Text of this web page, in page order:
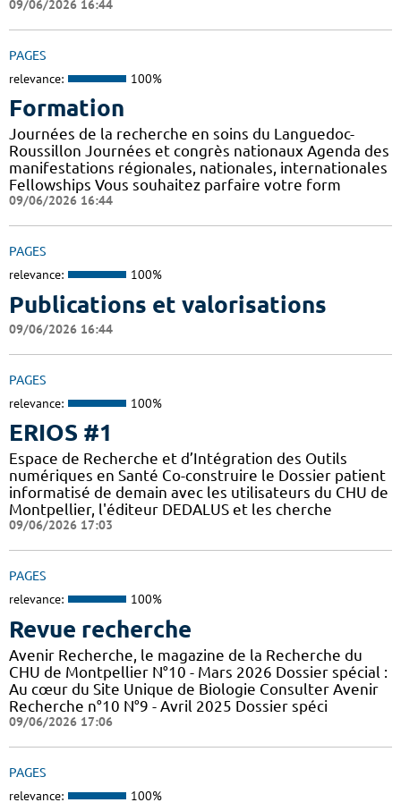
09/06/2026 16:44
PAGES
relevance: 100%
Formation
Journées de la recherche en soins du Languedoc-
Roussillon Journées et congrès nationaux Agenda des
manifestations régionales, nationales, internationales
Fellowships Vous souhaitez parfaire votre form
09/06/2026 16:44
PAGES
relevance: 100%
Publications et valorisations
09/06/2026 16:44
PAGES
relevance: 100%
ERIOS #1
Espace de Recherche et d’Intégration des Outils
numériques en Santé Co-construire le Dossier patient
informatisé de demain avec les utilisateurs du CHU de
Montpellier, l'éditeur DEDALUS et les cherche
09/06/2026 17:03
PAGES
relevance: 100%
Revue recherche
Avenir Recherche, le magazine de la Recherche du
CHU de Montpellier N°10 - Mars 2026 Dossier spécial :
Au cœur du Site Unique de Biologie Consulter Avenir
Recherche n°10 N°9 - Avril 2025 Dossier spéci
09/06/2026 17:06
PAGES
relevance: 100%